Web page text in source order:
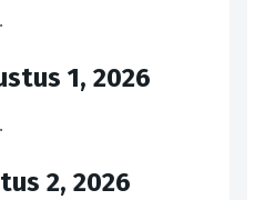
1, 2026
2, 2026